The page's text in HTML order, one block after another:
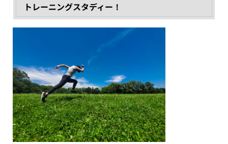
トレーニングスタディー！